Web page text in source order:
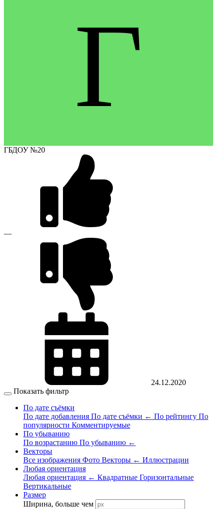
Г
ГБДОУ №20
—
24.12.2020
Показать фильтр
По дате съёмки
По дате добавления По дате съёмки ← По рейтингу По
популярности Комментируемые
По убыванию
По возрастанию По убыванию ←
Векторы
Все изображения Фото Векторы ← Иллюстрации
Любая ориентация
Любая ориентация ← Квадратные Горизонтальные
Вертикальные
Размер
Ширина, больше чем